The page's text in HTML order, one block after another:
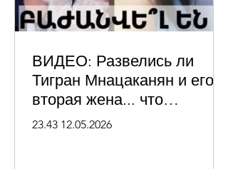
ВИДЕО: Развелись ли
Тигран Мнацаканян и его
вторая жена... что
произошло?
23.43 12.05.2026